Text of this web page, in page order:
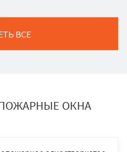
ВСЕ
ОКНА